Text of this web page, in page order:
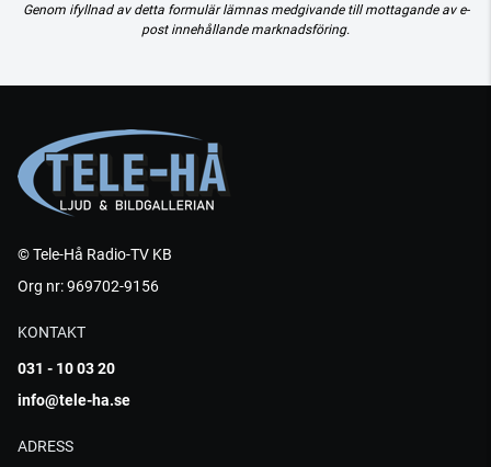
Genom ifyllnad av detta formulär lämnas medgivande till mottagande av e-
post innehållande marknadsföring.
© Tele-Hå Radio-TV KB
Org nr: 969702-9156
KONTAKT
031 - 10 03 20
info@tele-ha.se
ADRESS